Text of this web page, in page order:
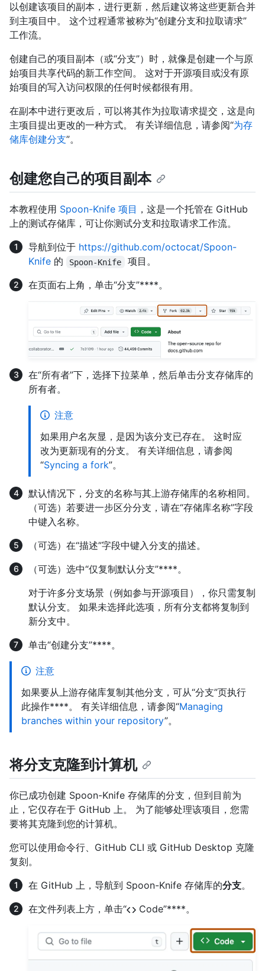
以创建该项目的副本，进行更新，然后建议将这些更新合并
到主项目中。 这个过程通常被称为“创建分支和拉取请求”
工作流。
创建自己的项目副本（或“分支”）时，就像是创建一个与原
始项目共享代码的新工作空间。 这对于开源项目或没有原
始项目的写入访问权限的任何时候都很有用。
在副本中进行更改后，可以将其作为拉取请求提交，这是向
主项目提出更改的一种方式。 有关详细信息，请参阅“为存
储库创建分支”。
创建您自己的项目副本
本教程使用 Spoon-Knife 项目 ，这是一个托管在 GitHub
上的测试存储库，可让你测试分支和拉取请求工作流。
导航到位于 https://github.com/octocat/Spoon-
Knife 的 Spoon-Knife
项目。
在页面右上角，单击“分支”****。
在“所有者”下，选择下拉菜单，然后单击分支存储库的
所有者。
注意
如果用户名灰显，是因为该分支已存在。 这时应
改为更新现有的分支。 有关详细信息，请参阅
“Syncing a fork”。
默认情况下，分支的名称与其上游存储库的名称相同。
（可选）若要进一步区分分支，请在“存储库名称”字段
中键入名称。
（可选）在“描述”字段中键入分支的描述。
（可选）选中“仅复制默认分支”****。
对于许多分支场景（例如参与开源项目），你只需复制
默认分支。 如果未选择此选项，所有分支都将复制到
新分支中。
单击“创建分支”****。
注意
如果要从上游存储库复制其他分支，可从“分支”页执行
此操作****。 有关详细信息，请参阅“Managing
branches within your repository”。
将分支克隆到计算机
你已成功创建 Spoon-Knife 存储库的分支，但到目前为
止，它仅存在于 GitHub 上。 为了能够处理该项目，您需
要将其克隆到您的计算机。
您可以使用命令行、GitHub CLI 或 GitHub Desktop 克隆
复刻。
在 GitHub 上，导航到 Spoon-Knife 存储库的分支。
在文件列表上方，单击“
Code”****。